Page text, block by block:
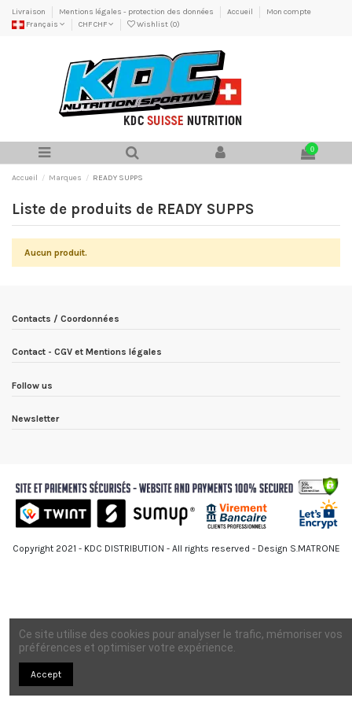
Livraison Mentions légales - protection des données Accueil
Mon compte
Français
CHF CHF Wishlist (0)
0
Accueil Marques READY SUPPS
Liste de produits de READY SUPPS
Aucun produit.
Contacts / Coordonnées
Contact - CGV et Mentions légales
Follow us
Newsletter
Copyright 2021 - KDC DISTRIBUTION - All rights reserved - Design S.MATRONE
Ce site utilise des cookies pour analyser le trafic, mémoriser vos
préférences et optimiser votre expérience.
Accept